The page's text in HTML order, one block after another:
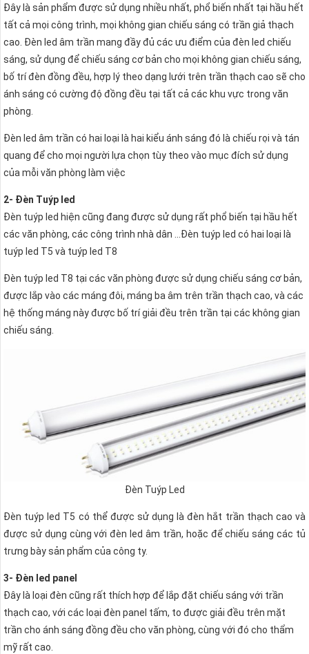
Đây là sản phẩm được sử dụng nhiều nhất, phổ biến nhất tại hầu hết
tất cả mọi công trình, mọi không gian chiếu sáng có trần giả thạch
cao. Đèn led âm trần mang đầy đủ các ưu điểm của đèn led chiếu
sáng, sử dụng để chiếu sáng cơ bản cho mọi không gian chiếu sáng,
bố trí đèn đồng đều, hợp lý theo dạng lưới trên trần thạch cao sẽ cho
ánh sáng có cường độ đồng đều tại tất cả các khu vực trong văn
phòng.
Đèn led âm trần có hai loại là hai kiểu ánh sáng đó là chiếu rọi và tán
quang để cho mọi người lựa chọn tùy theo vào mục đích sử dụng
của mỗi văn phòng làm việc
2- Đèn Tuýp led
Đèn tuýp led hiện cũng đang được sử dụng rất phổ biến tại hầu hết
các văn phòng, các công trình nhà dân …Đèn tuýp led có hai loại là
tuýp led T5 và tuýp led T8
Đèn tuýp led T8 tại các văn phòng được sử dụng chiếu sáng cơ bản,
được lắp vào các máng đôi, máng ba âm trên trần thạch cao, và các
hệ thống máng này được bố trí giải đều trên trần tại các không gian
chiếu sáng.
Đèn Tuýp Led
Đèn tuýp led T5 có thể được sử dụng là đèn hắt trần thạch cao và
được sử dụng cùng với đèn led âm trần, hoặc để chiếu sáng các tủ
trưng bày sản phẩm của công ty.
3- Đèn led panel
Đây là loại đèn cũng rất thích hợp để lắp đặt chiếu sáng với trần
thạch cao, với các loại đèn panel tấm, to được giải đều trên mặt
trần cho ánh sáng đồng đều cho văn phòng, cùng với đó cho thẩm
mỹ rất cao.